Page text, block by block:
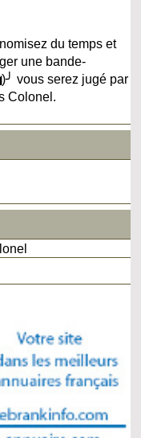
du temps et
une bande-
vous serez jugé par
Colonel.